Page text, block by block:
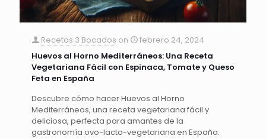
Recetas 3 Bocados on
febrero 24, 2024
Huevos al Horno Mediterráneos: Una Receta
Vegetariana Fácil con Espinaca, Tomate y Queso
Feta en España
Descubre cómo hacer Huevos al Horno
Mediterráneos, una receta vegetariana fácil y
deliciosa, perfecta para amantes de la
gastronomía ovo-lacto-vegetariana en España.